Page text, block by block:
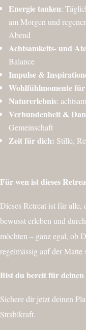
Energie tanken:
am Morgen und
Abend
Achtsamkeits- und
Balance
Impulse &
Wohlfühlmomente
Naturerlebnis:
Verbundenheit &
Gemeinschaft
Zeit für dich: Stille,
Für wen ist dieses
Dieses Retreat ist für
bewusst erleben und
möchten – ganz egal, ob
regelmässig auf der
Bist du bereit für deinen
Sichere dir jetzt deinen
Strahlkraft.